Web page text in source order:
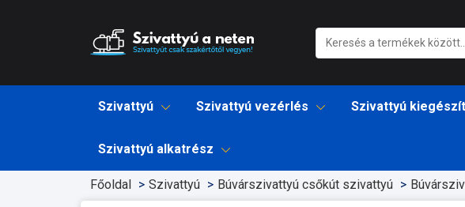
Szivattyú Szivattyú vezérlés Szivattyú
Szivattyú alkatrész
Főoldal Szivattyú Búvárszivattyú csőkút szivattyú